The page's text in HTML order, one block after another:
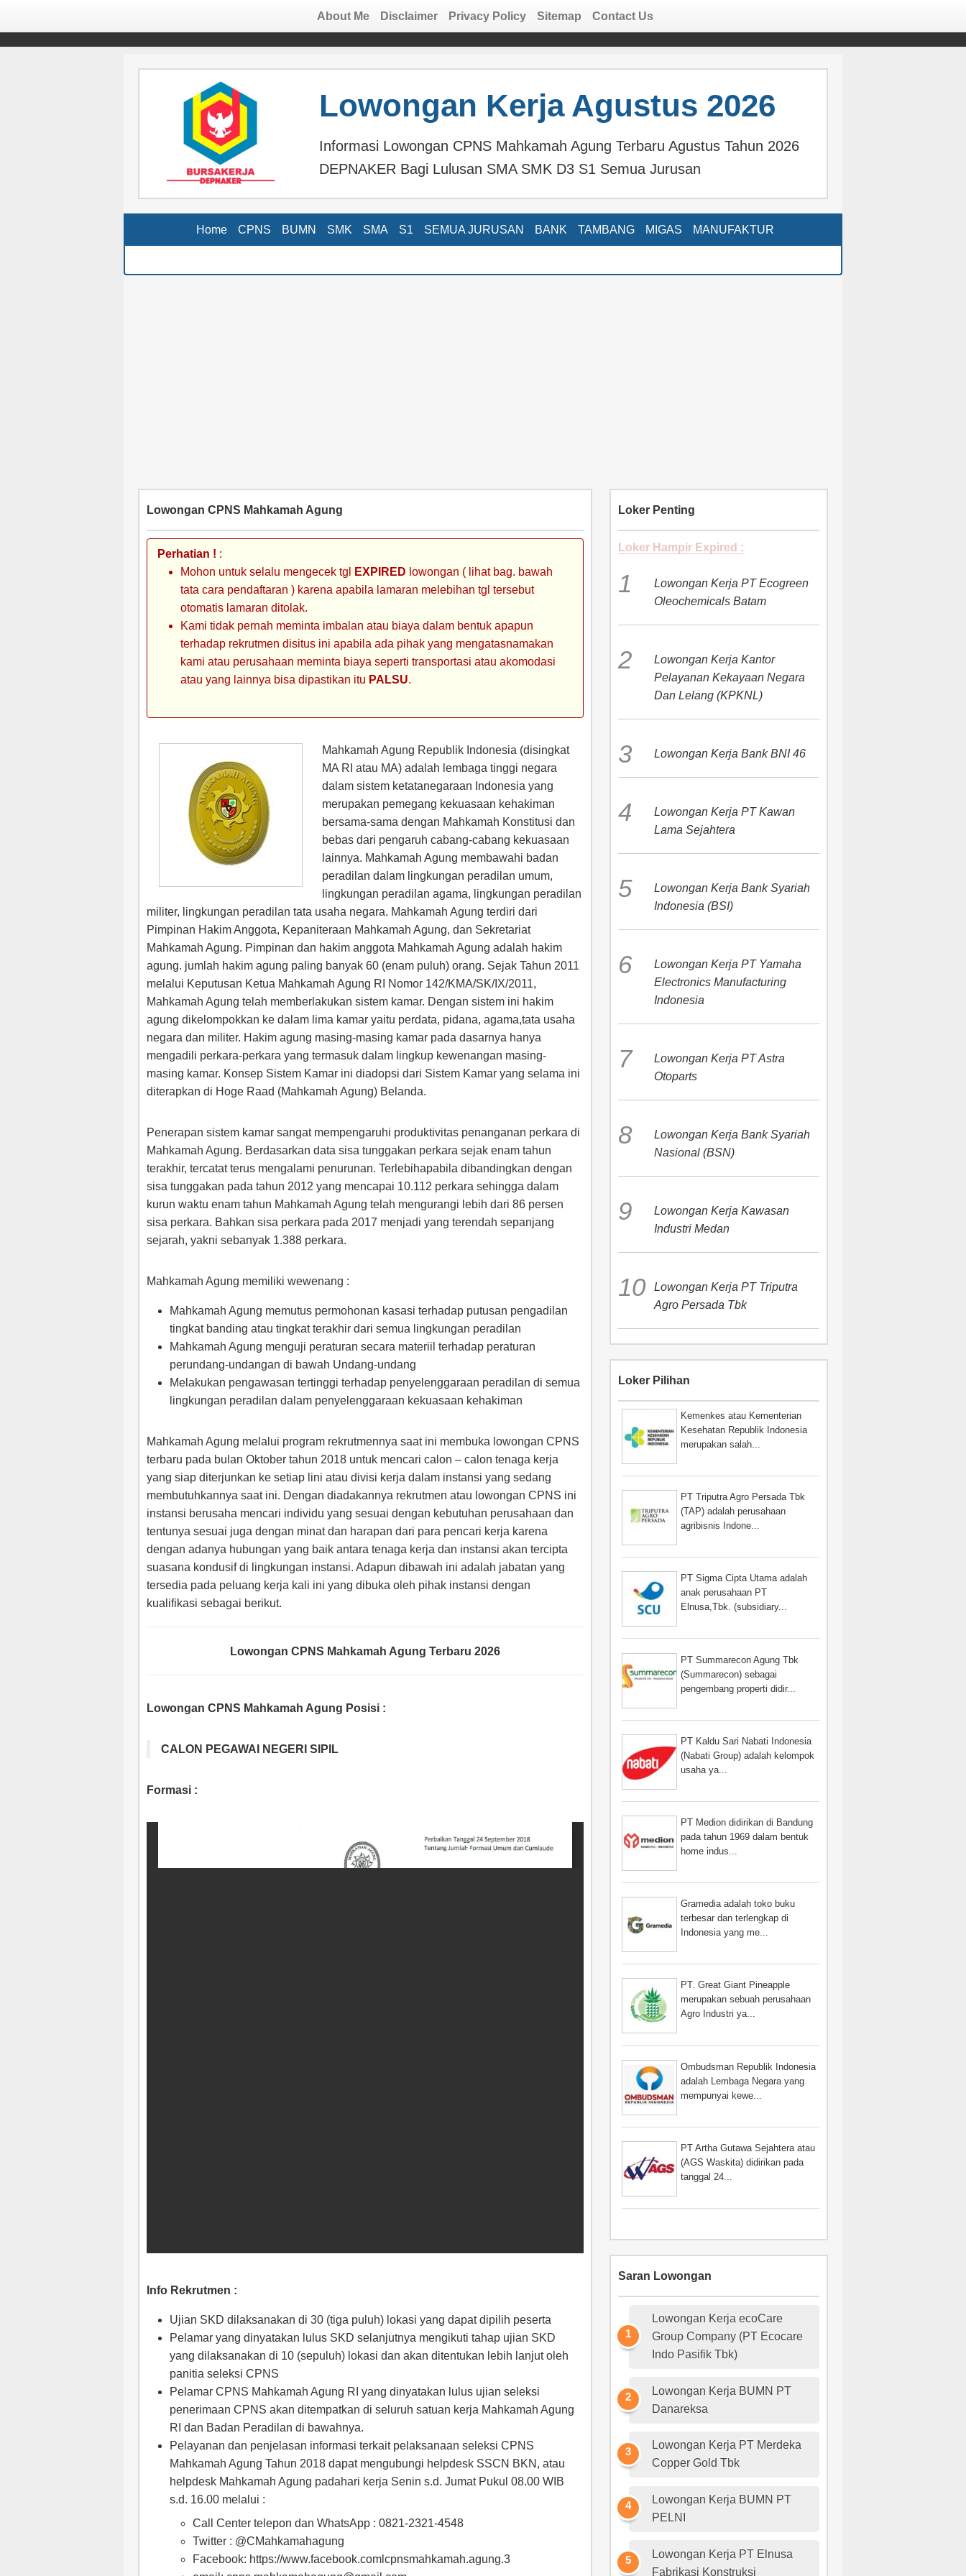
About Me Disclaimer Privacy Policy Sitemap Contact Us
Lowongan Kerja Agustus 2026
Informasi Lowongan CPNS Mahkamah Agung Terbaru Agustus Tahun 2026
DEPNAKER Bagi Lulusan SMA SMK D3 S1 Semua Jurusan
Home CPNS BUMN SMK SMA S1 SEMUA JURUSAN BANK TAMBANG MIGAS MANUFAKTUR
Lowongan CPNS Mahkamah Agung
Perhatian ! :
Mohon untuk selalu mengecek tgl
EXPIRED lowongan ( lihat bag. bawah
tata cara pendaftaran ) karena apabila lamaran melebihan tgl tersebut
otomatis lamaran ditolak.
Kami tidak pernah meminta imbalan atau biaya dalam bentuk apapun
terhadap rekrutmen disitus ini apabila ada pihak yang mengatasnamakan
kami atau perusahaan meminta biaya seperti transportasi atau akomodasi
atau yang lainnya bisa dipastikan itu PALSU.
Mahkamah Agung Republik Indonesia (disingkat
MA RI atau MA) adalah lembaga tinggi negara
dalam sistem ketatanegaraan Indonesia yang
merupakan pemegang kekuasaan kehakiman
bersama-sama dengan Mahkamah Konstitusi dan
bebas dari pengaruh cabang-cabang kekuasaan
lainnya. Mahkamah Agung membawahi badan
peradilan dalam lingkungan peradilan umum,
lingkungan peradilan agama, lingkungan peradilan
militer, lingkungan peradilan tata usaha negara. Mahkamah Agung terdiri dari
Pimpinan Hakim Anggota, Kepaniteraan Mahkamah Agung, dan Sekretariat
Mahkamah Agung. Pimpinan dan hakim anggota Mahkamah Agung adalah hakim
agung. jumlah hakim agung paling banyak 60 (enam puluh) orang. Sejak Tahun 2011
melalui Keputusan Ketua Mahkamah Agung RI Nomor 142/KMA/SK/IX/2011,
Mahkamah Agung telah memberlakukan sistem kamar. Dengan sistem ini hakim
agung dikelompokkan ke dalam lima kamar yaitu perdata, pidana, agama,tata usaha
negara dan militer. Hakim agung masing-masing kamar pada dasarnya hanya
mengadili perkara-perkara yang termasuk dalam lingkup kewenangan masing-
masing kamar. Konsep Sistem Kamar ini diadopsi dari Sistem Kamar yang selama ini
diterapkan di Hoge Raad (Mahkamah Agung) Belanda.
Penerapan sistem kamar sangat mempengaruhi produktivitas penanganan perkara di
Mahkamah Agung. Berdasarkan data sisa tunggakan perkara sejak enam tahun
terakhir, tercatat terus mengalami penurunan. Terlebihapabila dibandingkan dengan
sisa tunggakan pada tahun 2012 yang mencapai 10.112 perkara sehingga dalam
kurun waktu enam tahun Mahkamah Agung telah mengurangi lebih dari 86 persen
sisa perkara. Bahkan sisa perkara pada 2017 menjadi yang terendah sepanjang
sejarah, yakni sebanyak 1.388 perkara.
Mahkamah Agung memiliki wewenang :
Mahkamah Agung memutus permohonan kasasi terhadap putusan pengadilan
tingkat banding atau tingkat terakhir dari semua lingkungan peradilan
Mahkamah Agung menguji peraturan secara materiil terhadap peraturan
perundang-undangan di bawah Undang-undang
Melakukan pengawasan tertinggi terhadap penyelenggaraan peradilan di semua
lingkungan peradilan dalam penyelenggaraan kekuasaan kehakiman
Mahkamah Agung melalui program rekrutmennya saat ini membuka lowongan CPNS
terbaru pada bulan Oktober tahun 2018 untuk mencari calon – calon tenaga kerja
yang siap diterjunkan ke setiap lini atau divisi kerja dalam instansi yang sedang
membutuhkannya saat ini. Dengan diadakannya rekrutmen atau lowongan CPNS ini
instansi berusaha mencari individu yang sesuai dengan kebutuhan perusahaan dan
tentunya sesuai juga dengan minat dan harapan dari para pencari kerja karena
dengan adanya hubungan yang baik antara tenaga kerja dan instansi akan tercipta
suasana kondusif di lingkungan instansi. Adapun dibawah ini adalah jabatan yang
tersedia pada peluang kerja kali ini yang dibuka oleh pihak instansi dengan
kualifikasi sebagai berikut.
Lowongan CPNS Mahkamah Agung Terbaru 2026
Lowongan CPNS Mahkamah Agung Posisi :
CALON PEGAWAI NEGERI SIPIL
Formasi :
Info Rekrutmen :
Ujian SKD dilaksanakan di 30 (tiga puluh) lokasi yang dapat dipilih peserta
Pelamar yang dinyatakan lulus SKD selanjutnya mengikuti tahap ujian SKD
yang dilaksanakan di 10 (sepuluh) lokasi dan akan ditentukan lebih lanjut oleh
panitia seleksi CPNS
Pelamar CPNS Mahkamah Agung RI yang dinyatakan lulus ujian seleksi
penerimaan CPNS akan ditempatkan di seluruh satuan kerja Mahkamah Agung
RI dan Badan Peradilan di bawahnya.
Pelayanan dan penjelasan informasi terkait pelaksanaan seleksi CPNS
Mahkamah Agung Tahun 2018 dapat mengubungi helpdesk SSCN BKN, atau
helpdesk Mahkamah Agung padahari kerja Senin s.d. Jumat Pukul 08.00 WIB
s.d. 16.00 melalui :
Call Center telepon dan WhatsApp : 0821-2321-4548
Twitter : @CMahkamahagung
Facebook: https://www.facebook.comlcpnsmahkamah.agung.3
Loker Penting
Loker Hampir Expired :
Lowongan Kerja PT Ecogreen
Oleochemicals Batam
Lowongan Kerja Kantor
Pelayanan Kekayaan Negara
Dan Lelang (KPKNL)
Lowongan Kerja Bank BNI 46
Lowongan Kerja PT Kawan
Lama Sejahtera
Lowongan Kerja Bank Syariah
Indonesia (BSI)
Lowongan Kerja PT Yamaha
Electronics Manufacturing
Indonesia
Lowongan Kerja PT Astra
Otoparts
Lowongan Kerja Bank Syariah
Nasional (BSN)
Lowongan Kerja Kawasan
Industri Medan
Lowongan Kerja PT Triputra
Agro Persada Tbk
Loker Pilihan
Kemenkes atau Kementerian
Kesehatan Republik Indonesia
merupakan salah...
PT Triputra Agro Persada Tbk
(TAP) adalah perusahaan
agribisnis Indone...
PT Sigma Cipta Utama adalah
anak perusahaan PT
Elnusa,Tbk. (subsidiary...
PT Summarecon Agung Tbk
(Summarecon) sebagai
pengembang properti didir...
PT Kaldu Sari Nabati Indonesia
(Nabati Group) adalah kelompok
usaha ya...
PT Medion didirikan di Bandung
pada tahun 1969 dalam bentuk
home indus...
Gramedia adalah toko buku
terbesar dan terlengkap di
Indonesia yang me...
PT. Great Giant Pineapple
merupakan sebuah perusahaan
Agro Industri ya...
Ombudsman Republik Indonesia
adalah Lembaga Negara yang
mempunyai kewe...
PT Artha Gutawa Sejahtera atau
(AGS Waskita) didirikan pada
tanggal 24...
Saran Lowongan
Lowongan Kerja ecoCare
Group Company (PT Ecocare
Indo Pasifik Tbk)
Lowongan Kerja BUMN PT
Danareksa
Lowongan Kerja PT Merdeka
Copper Gold Tbk
Lowongan Kerja BUMN PT
PELNI
Lowongan Kerja PT Elnusa
Fabrikasi Konstruksi